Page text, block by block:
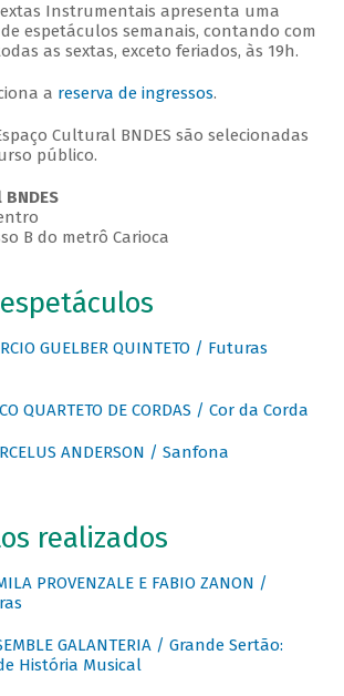
Instrumentais apresenta uma
espetáculos semanais, contando com
as sextas, exceto feriados, às 19h.
a reserva de ingressos.
Cultural BNDES são selecionadas
público.
B do metrô Carioca
GUELBER QUINTETO / Futuras
QUARTETO DE CORDAS / Cor da Corda
ANDERSON / Sanfona
realizados
PROVENZALE E FABIO ZANON /
GALANTERIA / Grande Sertão:
História Musical